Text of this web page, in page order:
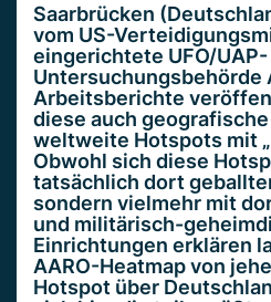
Saarbrücken
vom US-
eingerichtete UFO/UAP-
Untersuchungsbehörde
Arbeitsberichte
diese auch
weltweite Hotspots mit
Obwohl sich diese
tatsächlich dort
sondern vielmehr mit
und militärisch-
Einrichtungen erklären
AARO-Heatmap von
Hotspot über